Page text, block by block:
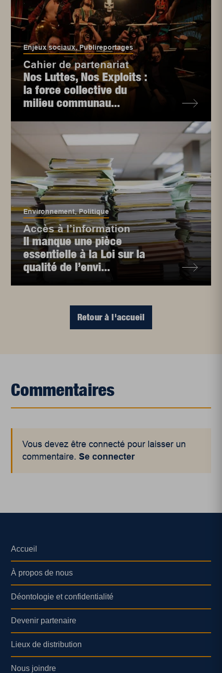
Enjeux sociaux,Publireportages
Cahier de partenariat
Nos Luttes, Nos Exploits :
la force collective du
milieu communau...
Environnement,Politique
Accès à l’information
Il manque une pièce
essentielle à la Loi sur la
qualité de l’envi...
Retour à l'accueil
Commentaires
Vous devez être connecté pour laisser un
commentaire.Se connecter
Accueil
À propos de nous
Déontologie et confidentialité
Devenir partenaire
Lieux de distribution
Nous joindre